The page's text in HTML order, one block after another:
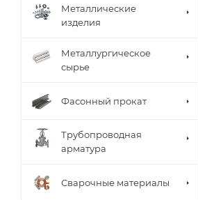
Металлические
изделия
Металлургическое
сырье
Фасонный прокат
Трубопроводная
арматура
Сварочные материалы